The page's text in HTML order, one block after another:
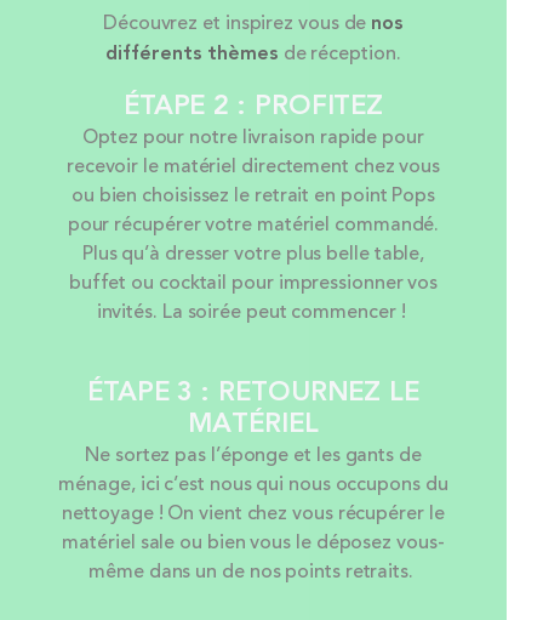
Découvrez et inspirez vous de nos
différents thèmes de réception.
ÉTAPE 2 : PROFITEZ
Optez pour notre livraison rapide pour
recevoir le matériel directement chez vous
ou bien choisissez le retrait en point Pops
pour récupérer votre matériel commandé.
Plus qu’à dresser votre plus belle table,
buffet ou cocktail pour impressionner vos
invités. La soirée peut commencer !
ÉTAPE 3 : RETOURNEZ LE
MATÉRIEL
Ne sortez pas l’éponge et les gants de
ménage, ici c’est nous qui nous occupons du
nettoyage ! On vient chez vous récupérer le
matériel sale ou bien vous le déposez vous-
même dans un de nos points retraits.